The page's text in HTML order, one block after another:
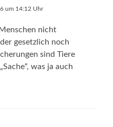
um 14:12 Uhr
nicht
gesetzlich noch
sind Tiere
was ja auch